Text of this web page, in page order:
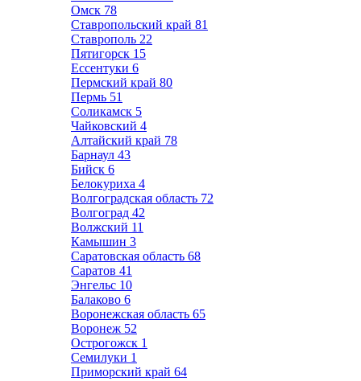
Омск 78
Ставропольский край 81
Ставрополь 22
Пятигорск 15
Ессентуки 6
Пермский край 80
Пермь 51
Соликамск 5
Чайковский 4
Алтайский край 78
Барнаул 43
Бийск 6
Белокуриха 4
Волгоградская область 72
Волгоград 42
Волжский 11
Камышин 3
Саратовская область 68
Саратов 41
Энгельс 10
Балаково 6
Воронежская область 65
Воронеж 52
Острогожск 1
Семилуки 1
Приморский край 64